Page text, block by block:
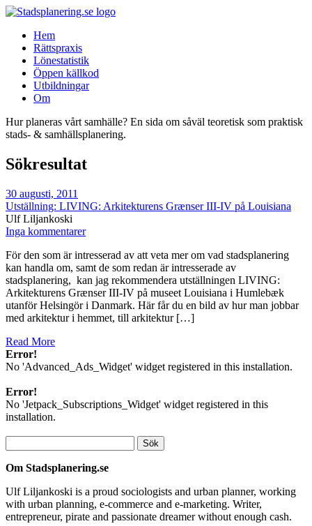
Hem
Rättspraxis
Lönestatistik
Öppen källkod
Utbildningar
Om
Hur planeras vårt samhälle? En sida om såväl teoretisk som praktisk
stads- & samhällsplanering.
Sökresultat
30 augusti, 2011
Utställning: LIVING: Arkitekturens Grænser III-IV på Louisiana
Ulf Liljankoski
Inga kommentarer
För den som är intresserad av att veta mer om vad stadsplanering
kan handla om, samt de som redan är intresserade av
stadsplanering, kan jag rekommendera utställningen LIVING:
Arkitekturens Grænser III-IV på museet Louisiana i Humlebæk
utanför Helsingör i Danmark. Här får du en bild av hur man jobbar
med arkitektur i hemmet, till arkitektur […]
Read More
Error!
No 'Advanced_Ads_Widget' widget registered in this installation.
Error!
No 'Jetpack_Subscriptions_Widget' widget registered in this
installation.
efter:
Om Stadsplanering.se
Ulf Liljankoski is a proud sociologists and urban planner, working
with urban planning, e-commerce and e-marketing. Writer,
entrepreneur, pirate and passionate dreamer without enough cash.